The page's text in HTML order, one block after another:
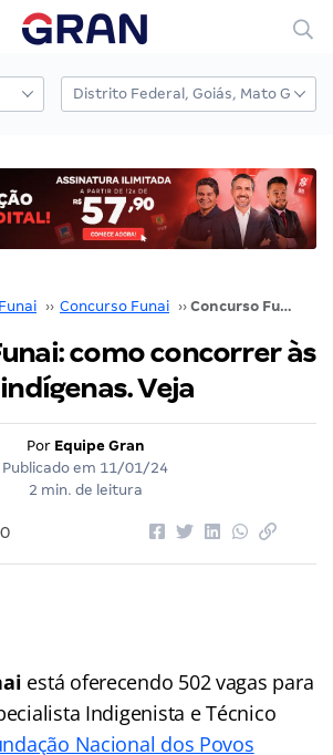
Funai ›› Concurso Funai ›› Concurso Funai: como concorrer às cotas para indígenas. Veja
como concorrer às
Veja
Por Equipe Gran
Publicado em 11/01/24
2 min. de leitura
0
está oferecendo 502 vagas para
Indigenista e Técnico
Nacional dos Povos